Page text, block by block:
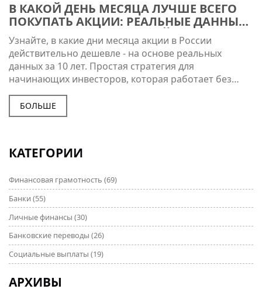
В КАКОЙ ДЕНЬ МЕСЯЦА ЛУЧШЕ ВСЕГО
ПОКУПАТЬ АКЦИИ: РЕАЛЬНЫЕ ДАННЫЕ
И СТРАТЕГИИ ДЛЯ РОССИЙСКИХ
ИНВЕСТОРОВ
Узнайте, в какие дни месяца акции в России
действительно дешевле - на основе реальных
данных за 10 лет. Простая стратегия для
начинающих инвесторов, которая работает без
риска и сложного анализа.
БОЛЬШЕ
КАТЕГОРИИ
Финансовая грамотность (69)
Банки (55)
Личные финансы (30)
Банковские переводы (26)
Социальные выплаты (19)
АРХИВЫ